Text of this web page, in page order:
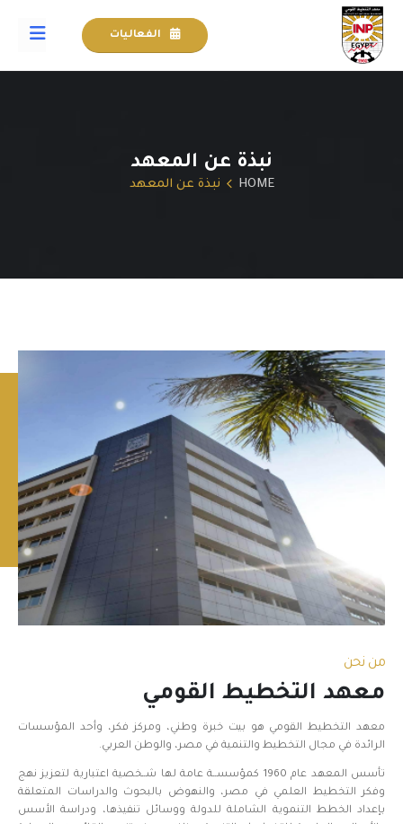
الفعاليات
نبذة عن المعهد
HOME نبذة عن المعهد
من نحن
معهد التخطيط القومي
معهد التخطيط القومي هو بيت خبرة وطني، ومركز فكر، وأحد المؤسسات
الرائدة في مجال التخطيط والتنمية في مصر، والوطن العربي.
تأسس المعهد عام 1960 كمؤسســة عامة لها شــخصية اعتبارية لتعزيز نهج
وفكر التخطيط العلمي في مصر، والنهوض بالبحوث والدراسات المتعلقة
بإعداد الخطط التنموية الشاملة للدولة ووسائل تنفيذها، ودراسة الأسس